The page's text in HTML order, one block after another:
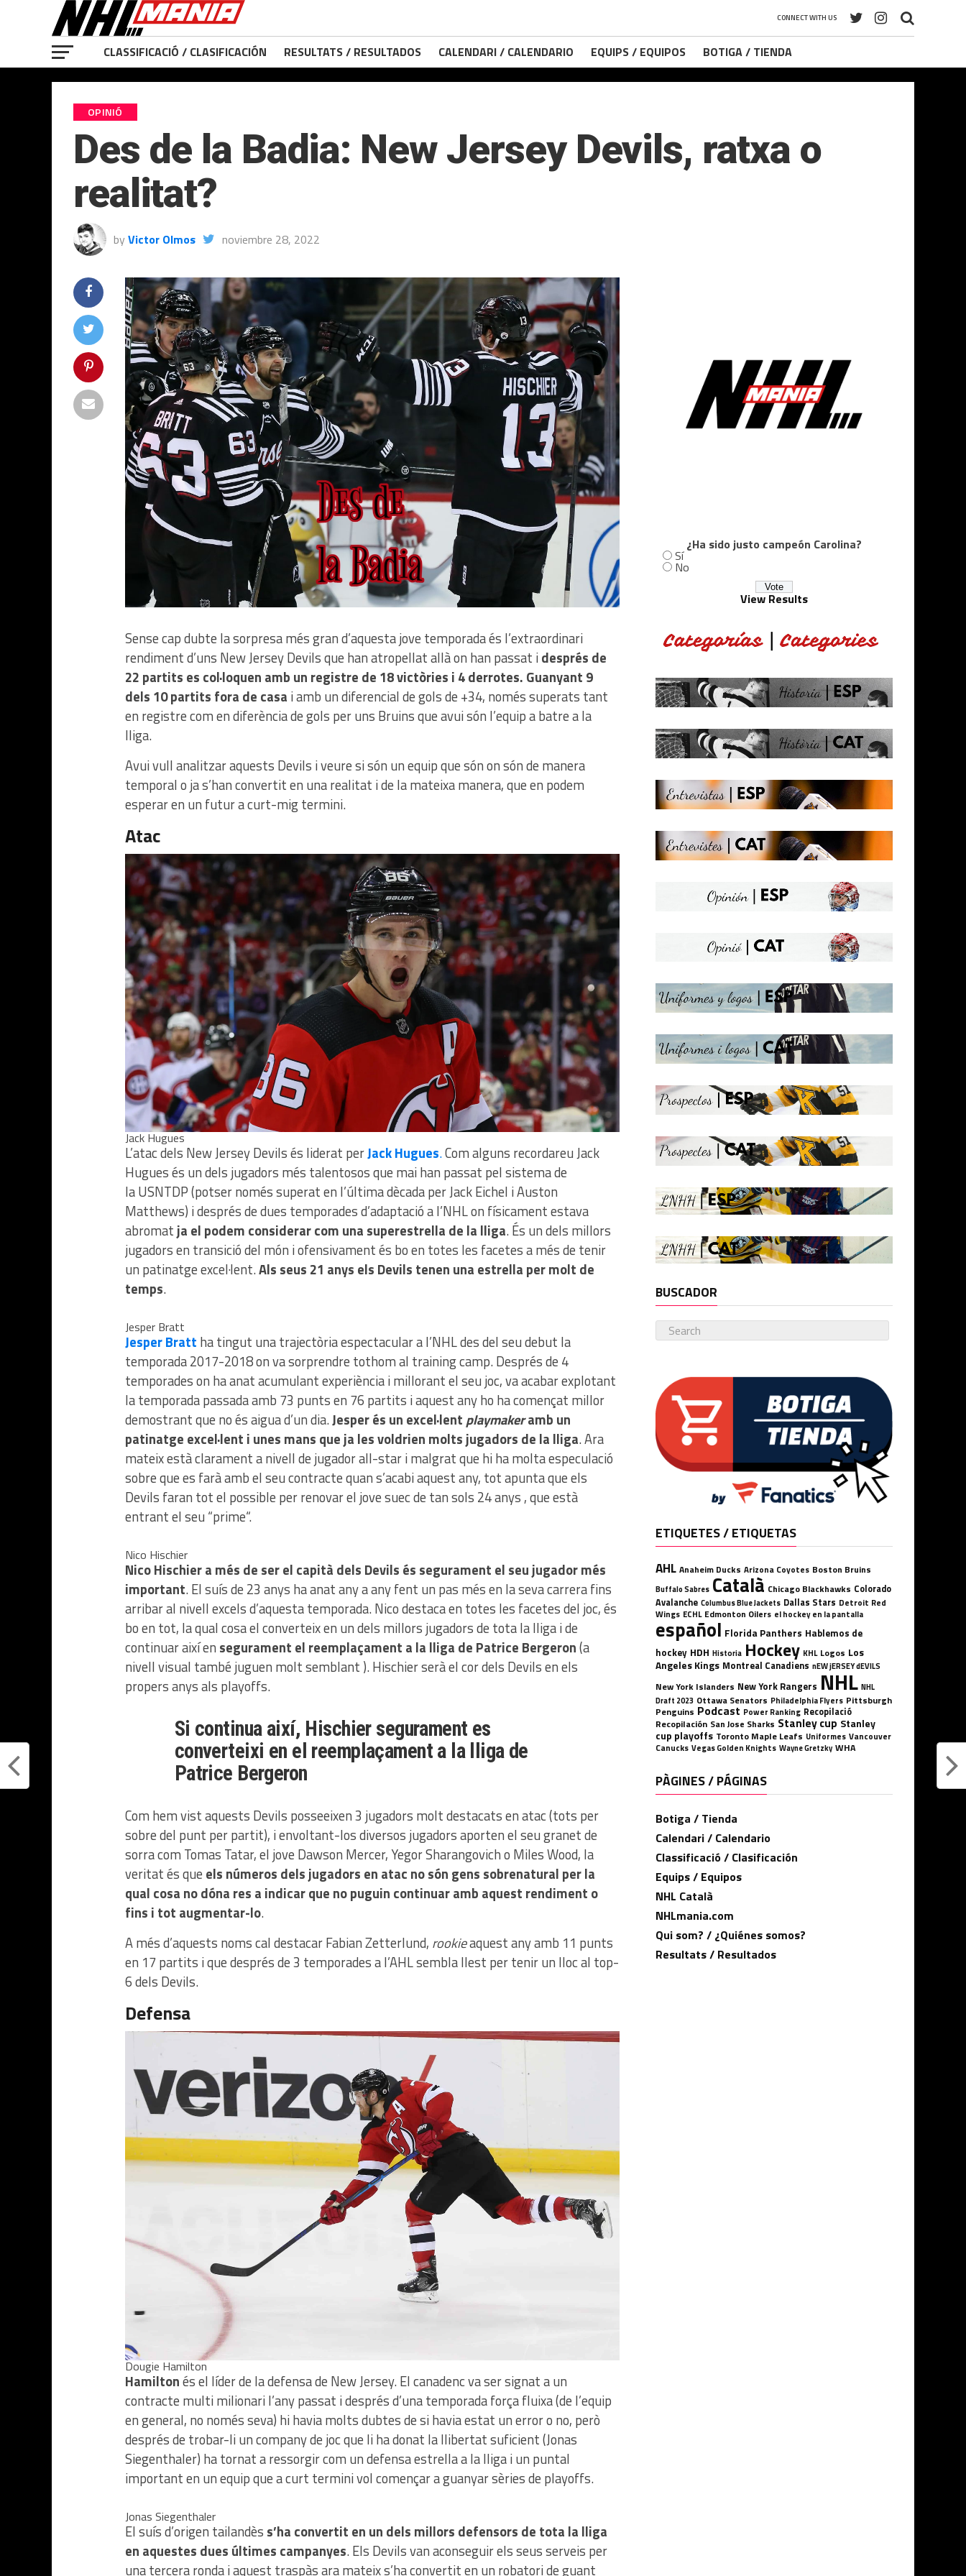
CONNECT WITH US
CLASSIFICACIÓ / CLASIFICACIÓN RESULTATS / RESULTADOS CALENDARI / CALENDARIO EQUIPS / EQUIPOS BOTIGA / TIENDA
OPINIÓ
Des de la Badia: New Jersey Devils, ratxa o
realitat?
by Victor Olmos noviembre 28, 2022
Sense cap dubte la sorpresa més gran d’aquesta jove temporada és l’extraordinari
rendiment d’uns New Jersey Devils que han atropellat allà on han passat idesprés de
22 partits es col·loquen amb un registre de 18 victòries i 4 derrotes. Guanyant 9
dels 10 partits fora de casa i amb un diferencial de gols de +34, només superats tant
en registre com en diferència de gols per uns Bruins que avui són l’equip a batre a la
lliga.
Avui vull analitzar aquests Devils i veure si són un equip que són on són de manera
temporal o ja s’han convertit en una realitat i de la mateixa manera, que en podem
esperar en un futur a curt-mig termini.
Atac
Jack Hugues
L’atac dels New Jersey Devils és liderat perJack Hugues.Com alguns recordareu Jack
Hugues és un dels jugadors més talentosos que mai han passat pel sistema de
la USNTDP (potser només superat en l’última dècada per Jack Eichel i Auston
Matthews) i després de dues temporades d’adaptació a l’NHL on físicament estava
abromatja el podem considerar com una superestrella de la lliga. És un dels millors
jugadors en transició del món i ofensivament és bo en totes les facetes a més de tenir
un patinatge excel·lent.Als seus 21 anys els Devils tenen una estrella per molt de
temps.
Jesper Bratt
Jesper Bratt ha tingut una trajectòria espectacular a l’NHL des del seu debut la
temporada 2017-2018 on va sorprendre tothom al training camp. Després de 4
temporades on ha anat acumulant experiència i millorant el seu joc, va acabar explotant
la temporada passada amb 73 punts en 76 partits i aquest any ho ha començat millor
demostrant que no és aigua d’un dia.Jesper és un excel·lent playmakeramb un
patinatge excel·lent i unes mans que ja les voldrien molts jugadors de la lliga. Ara
mateix està clarament a nivell de jugador all-star i malgrat que hi ha molta especulació
sobre que es farà amb el seu contracte quan s’acabi aquest any, tot apunta que els
Devils faran tot el possible per renovar el jove suec de tan sols 24 anys , que està
entrant el seu “prime“.
Nico Hischier
Nico Hischier a més de ser el capità dels Devils és segurament el seu jugador més
important. El suís de 23 anys ha anat any a any fent un pas més en la seva carrera fins
arribar al nivell excels d’aquesta temporada. Nico destaca en totes les facetes del joc, és
bo en tot, la qual cosa el converteix en un dels millors jugadors de tota la lliga i de
continuar així en segurament el reemplaçament a la lliga de Patrice Bergeron(a
nivell visual també juguen molt semblant ). Hischier serà el cor dels Devils en els
propers anys als playoffs.
Si continua així, Hischier segurament es
converteixi en el reemplaçament a la lliga de
Patrice Bergeron
Com hem vist aquests Devils posseeixen 3 jugadors molt destacats en atac (tots per
sobre del punt per partit), i envoltant-los diversos jugadors aporten el seu granet de
sorra com Tomas Tatar, el jove Dawson Mercer, Yegor Sharangovich o Miles Wood, la
veritat és que els números dels jugadors en atac no són gens sobrenatural per la
qual cosa no dóna res a indicar que no puguin continuar amb aquest rendiment o
fins i tot augmentar-lo.
A més d’aquests noms cal destacar Fabian Zetterlund, rookieaquest any amb 11 punts
en 17 partits i que després de 3 temporades a l’AHL sembla llest per tenir un lloc al top-
6 dels Devils.
Defensa
Dougie Hamilton
Hamiltonés el líder de la defensa de New Jersey. El canadenc va ser signat a un
contracte multi milionari l’any passat i després d’una temporada força fluixa (de l’equip
en general, no només seva) hi havia molts dubtes de si havia estat un error o no, però
després de trobar-li un company de joc que li ha donat la llibertat suficient (Jonas
Siegenthaler) ha tornat a ressorgir com un defensa estrella a la lliga i un puntal
important en un equip que a curt termini vol començar a guanyar sèries de playoffs.
Jonas Siegenthaler
El suís d’origen tailandès s’ha convertit en un dels millors defensors de tota la lliga
en aquestes dues últimes campanyes. Els Devils van aconseguir els seus serveis per
una tercera ronda i aquest traspàs ara mateix s’ha convertit en un robatori de guant
¿Ha sido justo campeón Carolina?
Sí
No
View Results
BUSCADOR
ETIQUETES / ETIQUETAS
AHL Anaheim Ducks Arizona Coyotes Boston Bruins
Buffalo Sabres Català Chicago Blackhawks Colorado
Avalanche Columbus Blue Jackets Dallas Stars Detroit Red
Wings ECHL Edmonton Oilers el hockey en la pantalla
español Florida Panthers Hablemos de
hockey HDH Historia Hockey KHL Logos Los
Angeles Kings Montreal Canadiens nEW jERSEY dEVILS
New York Islanders New York Rangers NHL NHL
Draft 2023 Ottawa Senators Philadelphia Flyers Pittsburgh
Penguins Podcast Power Ranking Recopilació
Recopilación San Jose Sharks Stanley cup Stanley
cup playoffs Toronto Maple Leafs Uniformes Vancouver
Canucks Vegas Golden Knights Wayne Gretzky WHA
PÀGINES / PÁGINAS
Botiga / Tienda
Calendari / Calendario
Classificació / Clasificación
Equips / Equipos
NHL Català
NHLmania.com
Qui som? / ¿Quiénes somos?
Resultats / Resultados